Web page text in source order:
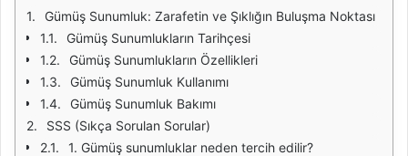
Gümüş Sunumluk: Zarafetin ve Şıklığın Buluşma Noktası
Gümüş Sunumlukların Tarihçesi
Gümüş Sunumlukların Özellikleri
Gümüş Sunumluk Kullanımı
Gümüş Sunumluk Bakımı
SSS (Sıkça Sorulan Sorular)
1. Gümüş sunumluklar neden tercih edilir?